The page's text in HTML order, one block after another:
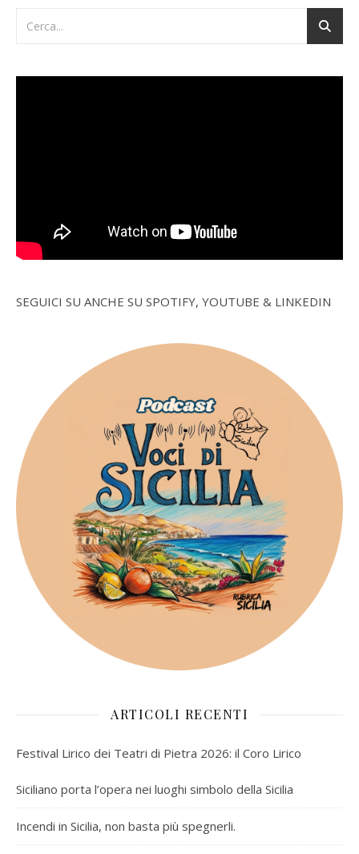
SEGUICI SU ANCHE SU SPOTIFY, YOUTUBE & LINKEDIN
ARTICOLI RECENTI
Festival Lirico dei Teatri di Pietra 2026: il Coro Lirico
Siciliano porta l’opera nei luoghi simbolo della Sicilia
Incendi in Sicilia, non basta più spegnerli.